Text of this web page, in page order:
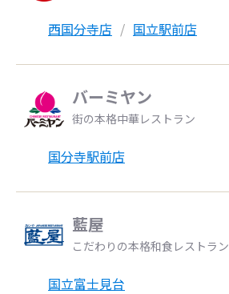
西国分寺店 国立駅前店
バーミヤン
街の本格中華レストラン
国分寺駅前店
藍屋
こだわりの本格和食レストラン
国立富士見台